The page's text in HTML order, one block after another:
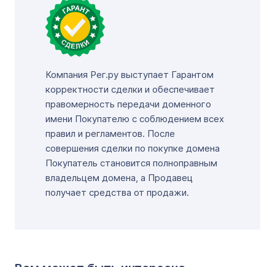
Компания Рег.ру выступает Гарантом
корректности сделки и обеспечивает
правомерность передачи доменного
имени Покупателю с соблюдением всех
правил и регламентов. После
совершения сделки по покупке домена
Покупатель становится полноправным
владельцем домена, а Продавец
получает средства от продажи.